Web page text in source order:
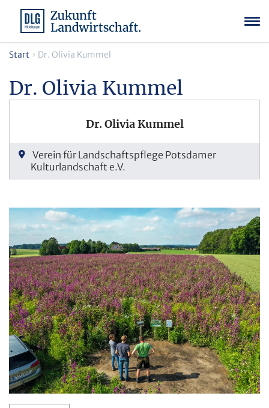
Start Dr. Olivia Kummel
Dr. Olivia Kummel
Dr. Olivia Kummel
Verein für Landschaftspflege Potsdamer
Kulturlandschaft e.V.